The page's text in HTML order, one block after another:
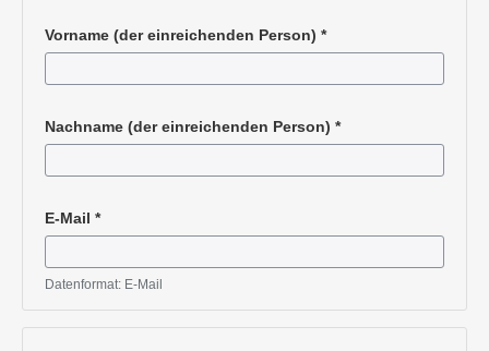
Vorname (der einreichenden Person) *
Nachname (der einreichenden Person) *
E-Mail *
Pflichtangabe
Datenformat: E-Mail